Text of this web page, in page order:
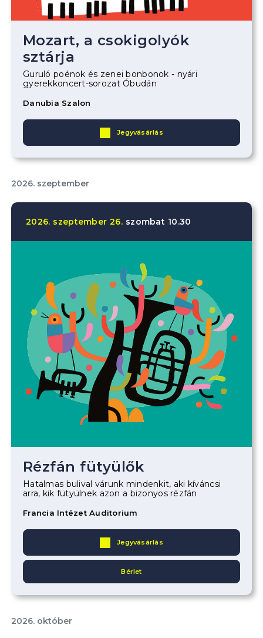
Mozart, a csokigolyók
sztárja
Guruló poénok és zenei bonbonok - nyári
gyerekkoncert-sorozat Óbudán
Danubia Szalon
Jegyvásárlás
2026. szeptember
2026. szeptember 26. szombat 10.30
Rézfán fütyülők
Hatalmas bulival várunk mindenkit, aki kíváncsi
arra, kik fütyülnek azon a bizonyos rézfán
Francia Intézet Auditorium
Jegyvásárlás
Bérlet
2026. október